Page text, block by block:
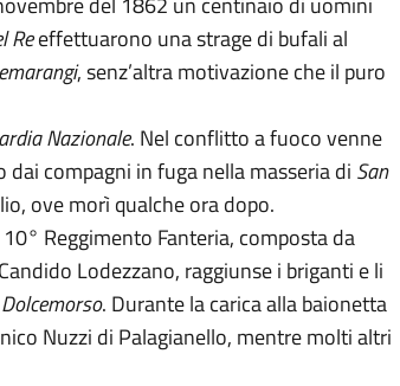
Reeffettuarono una strage di bufali al
, senz’altra motivazione che il puro
Nazionale. Nel conflitto a fuoco venne
compagni in fuga nella masseria di San
ove morì qualche ora dopo.
Reggimento Fanteria, composta da
Lodezzano, raggiunse i briganti e li
Dolcemorso. Durante la carica alla baionetta
Nuzzi di Palagianello, mentre molti altri